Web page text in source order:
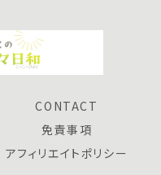
CONTACT
免責事項
アフィリエイトポリシー